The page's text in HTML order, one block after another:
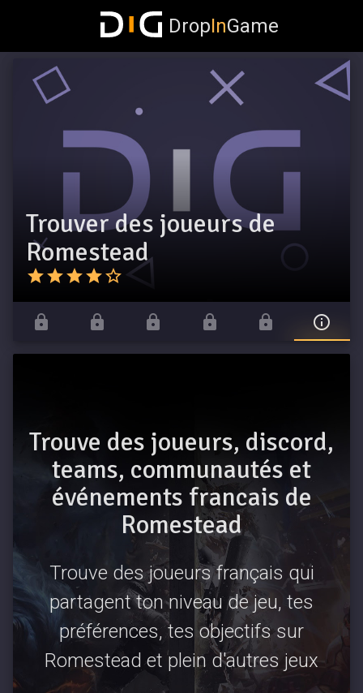
DropInGame
Trouver des joueurs de
Romestead
Trouve des joueurs, discord,
teams, communautés et
événements francais de
Romestead
Trouve des joueurs français qui
partagent ton niveau de jeu, tes
préférences, tes objectifs sur
Romestead et plein d'autres jeux